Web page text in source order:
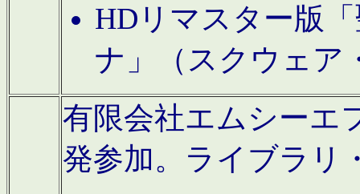
HDリマスター版
ナ」（スクウェア
有限会社エムシーエ
発参加。ライブラリ